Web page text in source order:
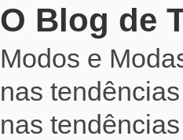
O Blog de
Modos e
nas
nas